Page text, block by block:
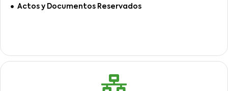
Actos y Documentos Reservados